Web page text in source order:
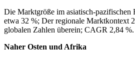
Die Marktgröße im asiatisch-pazifischen
etwa 32 %; Der regionale Marktkontext
globalen Zahlen überein; CAGR 2,84 %.
Naher Osten und Afrika